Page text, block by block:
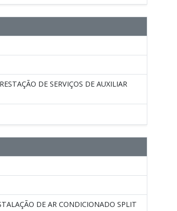
DE SERVIÇOS DE AUXILIAR
DE AR CONDICIONADO SPLIT